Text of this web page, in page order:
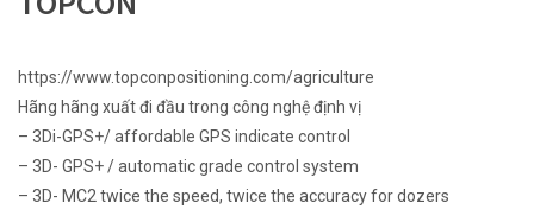
https://www.topconpositioning.com/agriculture
Hãng hãng xuất đi đầu trong công nghệ định vị
– 3Di-GPS+/ affordable GPS indicate control
– 3D- GPS+ / automatic grade control system
– 3D- MC2 twice the speed, twice the accuracy for dozers